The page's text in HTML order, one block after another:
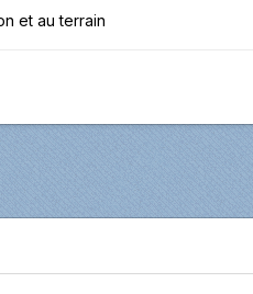
et au terrain